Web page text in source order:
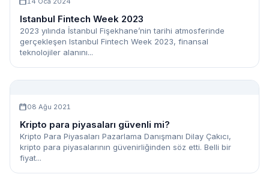
Istanbul Fintech Week 2023
2023 yılında İstanbul Fişekhane’nin tarihi atmosferinde
gerçekleşen Istanbul Fintech Week 2023, finansal
teknolojiler alanını...
08 Ağu 2021
Kripto para piyasaları güvenli mi?
Kripto Para Piyasaları Pazarlama Danışmanı Dilay Çakıcı,
kripto para piyasalarının güvenirliğinden söz etti. Belli bir
fiyat...